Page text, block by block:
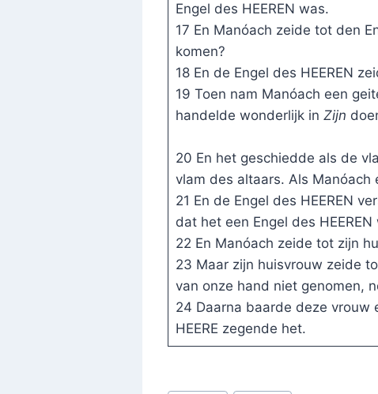
Engel des HEEREN was.
17 En Manóach zeide tot den
komen?
18 En de Engel des HEEREN
19 Toen nam Manóach een
handelde wonderlijk in Zijn
20 En het geschiedde als de
vlam des altaars. Als Manóach
21 En de Engel des HEEREN
dat het een Engel des HEEREN
22 En Manóach zeide tot zijn
23 Maar zijn huisvrouw zeide
van onze hand niet genomen,
24 Daarna baarde deze vrouw
HEERE zegende het.